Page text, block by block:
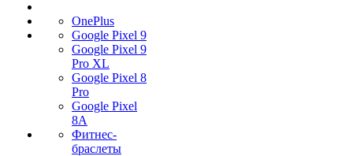
OnePlus
Google Pixel 9
Google Pixel 9
Pro XL
Google Pixel 8
Pro
Google Pixel
8A
Фитнес-
браслеты